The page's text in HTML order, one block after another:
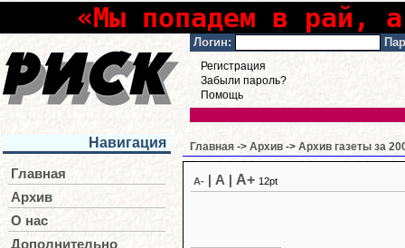
«Мы попадем в рай,
Логин:
Регистрация
Забыли пароль?
Помощь
Навигация
Главная
Архив
О нас
Дополнительно
Главная -> Архив -> Архив газеты за
A- A A+ 12pt